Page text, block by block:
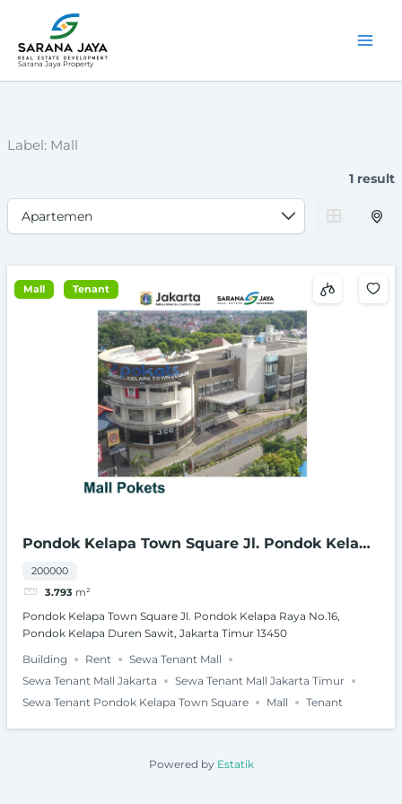
konten
Sarana Jaya Property
Label: Mall
1 result
Mall Tenant
Pondok Kelapa Town Square Jl. Pondok Kelapa
Raya No.16, Pondok Kelapa Duren Sawit,
Jakarta Timur 13450
200000
3.793 m²
Pondok Kelapa Town Square Jl. Pondok Kelapa Raya No.16,
Pondok Kelapa Duren Sawit, Jakarta Timur 13450
Building
Rent
Sewa Tenant Mall
Sewa Tenant Mall Jakarta
Sewa Tenant Mall Jakarta Timur
Sewa Tenant Pondok Kelapa Town Square
Mall Tenant
Powered by Estatik